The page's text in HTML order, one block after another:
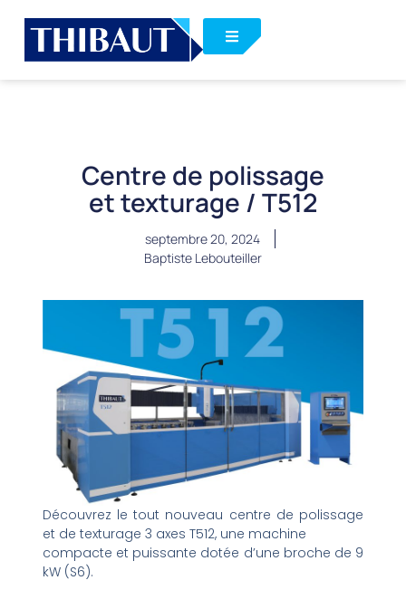
Centre de polissage
et texturage / T512
septembre 20, 2024
Baptiste Lebouteiller
Découvrez le tout nouveau centre de polissage
et de texturage 3 axes T512, une machine
compacte et puissante dotée d’une broche de 9
kW (S6).